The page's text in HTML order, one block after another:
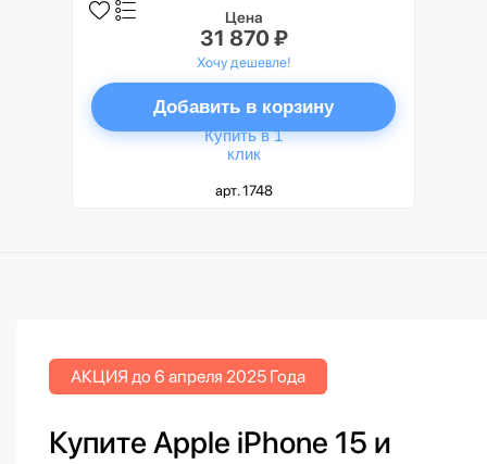
Цена
31 870 ₽
Хочу дешевле!
Добавить в корзину
Купить в 1
клик
арт. 1748
АКЦИЯ до 6 апреля 2025 Года
Купите Apple iPhone 15 и